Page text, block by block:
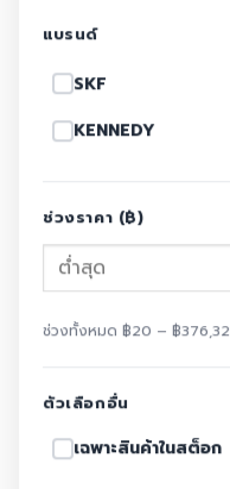
ตลับลูกปืน (Bearing)
ตลับลูกปืน SKF
เครื่องมือตรวจสอ
Monitoring)
analysis)
เครื่องวัดความตึงส
Meter)
แบรนด์
SKF
KENNEDY
ช่วงราคา (฿)
ช่วงทั้งหมด ฿20 – ฿
ตัวเลือกอื่น
เฉพาะสินค้าในสต็อก
SKF LAGD125/WA2
จารบี EP รับโหลดสูง โหลดหนัก
ช่วงอุณหภูมิกว้าง SKF
2,618.00
Original
price
1,178.00
-18%